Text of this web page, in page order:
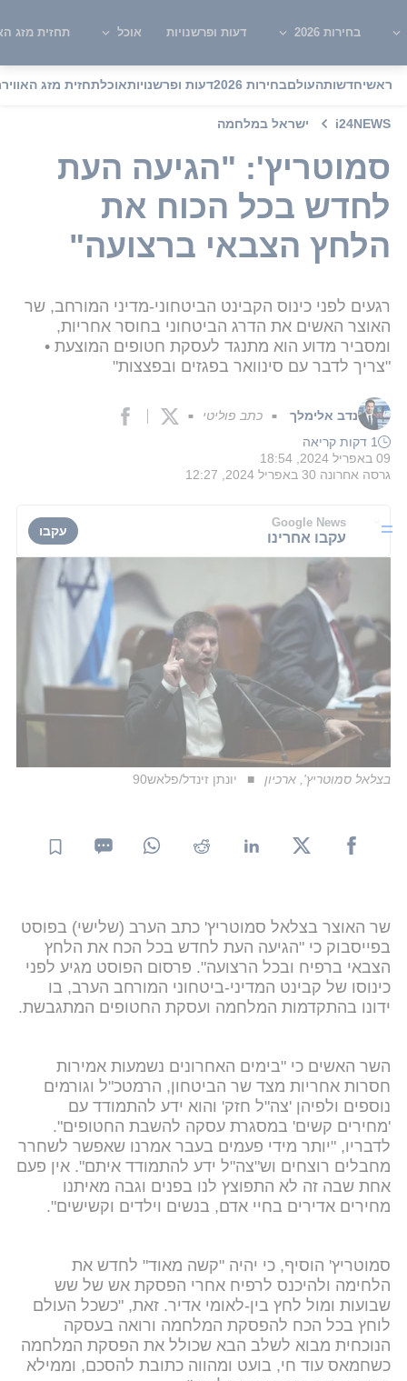
בחירות 2026 דעות ופרשנויות אוכל תחזית מזג
ראשיחדשותהעולםבחירות 2026 דעות ופרשנויותאוכלתחזית מזג האוויר
i24NEWS ישראל במלחמה
סמוטריץ': "הגיעה העת
לחדש בכל הכוח את
הלחץ הצבאי ברצועה"
רגעים לפני כינוס הקבינט הביטחוני-מדיני המורחב, שר
האוצר האשים את הדרג הביטחוני בחוסר אחריות,
ומסביר מדוע הוא מתנגד לעסקת חטופים המוצעת •
"צריך לדבר עם סינוואר בפגזים ובפצצות"
נדב אלימלך ■ כתב פוליטי ■
1 דקות קריאה
09 באפריל 2024, 18:54
גרסה אחרונה 30 באפריל 2024, 12:27
Google News
עקבו אחרינו עקבו
בצלאל סמוטריץ', ארכיון יונתן זינדל/פלאש90
שר האוצר בצלאל סמוטריץ' כתב הערב (שלישי) בפוסט
בפייסבוק כי "הגיעה העת לחדש בכל הכח את הלחץ
הצבאי ברפיח ובכל הרצועה". פרסום הפוסט מגיע לפני
כינוסו של קבינט המדיני-ביטחוני המורחב הערב, בו
ידונו בהתקדמות המלחמה ועסקת החטופים המתגבשת.
השר האשים כי "בימים האחרונים נשמעות אמירות
חסרות אחריות מצד שר הביטחון, הרמטכ"ל וגורמים
נוספים ולפיהן 'צה"ל חזק' והוא ידע להתמודד עם
'מחירים קשים' במסגרת עסקה להשבת החטופים".
לדבריו, "יותר מידי פעמים בעבר אמרנו שאפשר לשחרר
מחבלים רוצחים וש"צה"ל ידע להתמודד איתם". אין פעם
אחת שבה זה לא התפוצץ לנו בפנים וגבה מאיתנו
מחירים אדירים בחיי אדם, בנשים וילדים וקשישים".
סמוטריץ' הוסיף, כי יהיה "קשה מאוד" לחדש את
הלחימה ולהיכנס לרפיח אחרי הפסקת אש של שש
שבועות ומול לחץ בין-לאומי אדיר. זאת, "כשכל העולם
לוחץ בכל הכח להפסקת המלחמה ורואה בעסקה
הנוכחית מבוא לשלב הבא שכולל את הפסקת המלחמה
כשחמאס עוד חי, בועט ומהווה כתובת להסכם, וממילא